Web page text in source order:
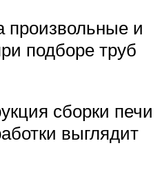
произвольные и
подборе труб
сборки печи
выглядит